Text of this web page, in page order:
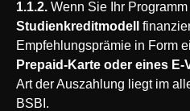
1.1.2. Wenn Sie Ihr
Studienkreditmodell
Empfehlungsprämie in Form
Prepaid-Karte oder eines E-
Art der Auszahlung liegt im
BSBI.